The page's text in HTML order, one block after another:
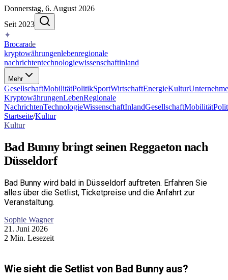
Donnerstag, 6. August 2026
Seit 2023
✦
Brocarade
kryptowährungenlebenregionale
nachrichtentechnologiewissenschaftinland
Mehr
GesellschaftMobilitätPolitikSportWirtschaftEnergieKultur
KryptowährungenLebenRegionale
NachrichtenTechnologieWissenschaftInlandGesellschaftMobilität
Startseite/Kultur
Kultur
Bad Bunny bringt seinen Reggaeton nach
Düsseldorf
Bad Bunny wird bald in Düsseldorf auftreten. Erfahren Sie
alles über die Setlist, Ticketpreise und die Anfahrt zur
Veranstaltung.
Sophie Wagner
21. Juni 2026
2 Min. Lesezeit
Wie sieht die Setlist von Bad Bunny aus?